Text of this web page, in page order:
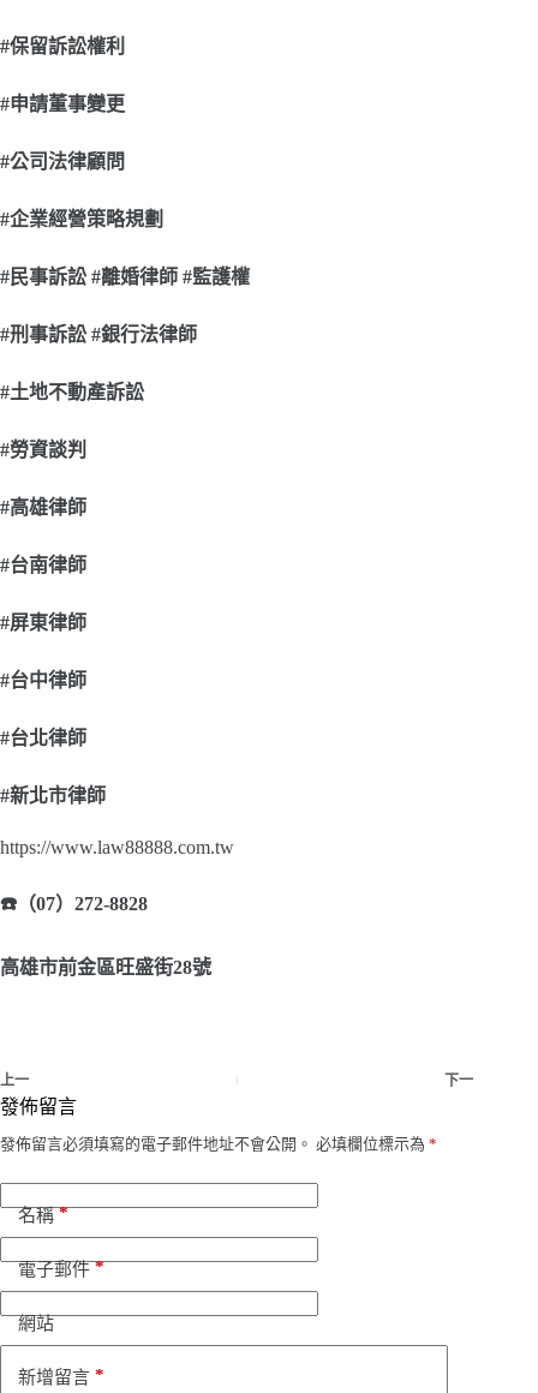
#保留訴訟權利
#申請董事變更
#公司法律顧問
#企業經營策略規劃
#民事訴訟 #離婚律師 #監護權
#刑事訴訟 #銀行法律師
#土地不動產訴訟
#勞資談判
#高雄律師
#台南律師
#屏東律師
#台中律師
#台北律師
#新北市律師
https://www.law88888.com.tw
☎ （07）272-8828
高雄市前金區旺盛街28號
上一 下一
發佈留言
發佈留言必須填寫的電子郵件地址不會公開。 必填欄位標示為 *
名稱*
電子郵件*
網站
新增留言 *